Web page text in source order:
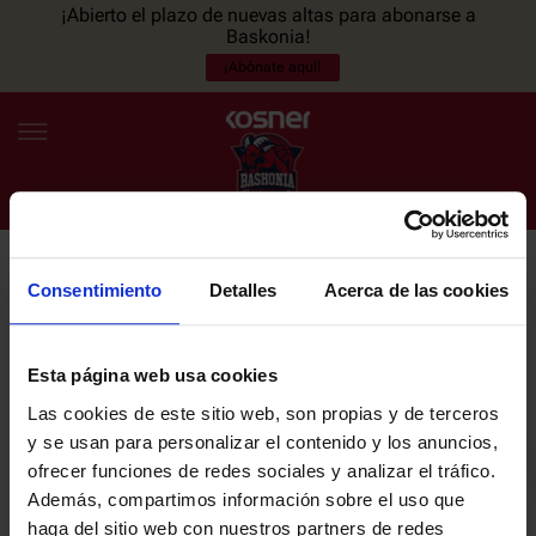
Consentimiento Detalles Acerca de las cookies
Esta página web usa cookies
Las cookies de este sitio web, son propias y de terceros
y se usan para personalizar el contenido y los anuncios,
ofrecer funciones de redes sociales y analizar el tráfico.
Además, compartimos información sobre el uso que
haga del sitio web con nuestros partners de redes
¡Abierto el plazo de nuevas altas para abonarse a
Baskonia!
¡Abónate aquí!
ES EU
NOTICIAS
PLANTILLA
ENTRADAS
NEWSLETTER
últimas noticias y promociones del club.
Email
He leído y acepto laPolítica de privacidaddel SASKI BASKONIA